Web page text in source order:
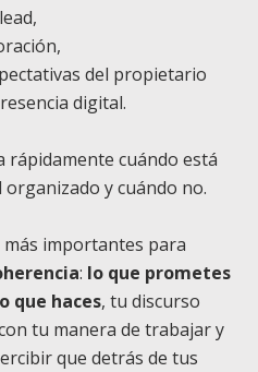
del propietario
digital.
rápidamente cuándo está
y cuándo no.
más importantes para
: lo que prometes
que haces, tu discurso
tu manera de trabajar y
que detrás de tus